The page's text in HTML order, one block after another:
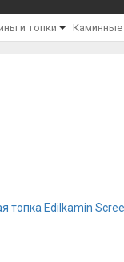
и топки Каминные